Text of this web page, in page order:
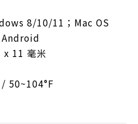
8/10/11；Mac OS
Android
x 11 毫米
50~104°F